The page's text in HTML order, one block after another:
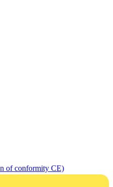
of conformity CE)